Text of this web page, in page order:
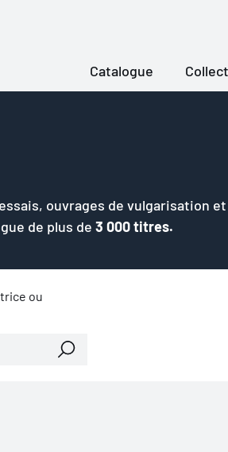
Catalogue
ouvrages de vulgarisation
de plus de 3 000 titres.
ou